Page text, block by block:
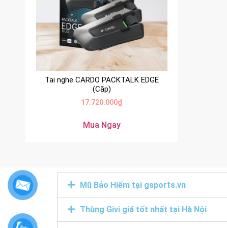
Tai nghe CARDO PACKTALK EDGE
(Cặp)
17.720.000₫
Mua Ngay
Mũ Bảo Hiểm tại gsports.vn
Thùng Givi giá tốt nhất tại Hà Nội